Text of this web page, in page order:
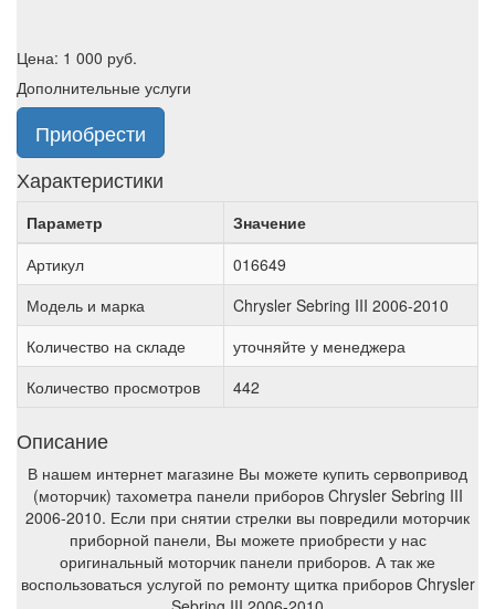
Цена: 1 000 руб.
Дополнительные услуги
Приобрести
Характеристики
Параметр
Значение
Артикул
016649
Модель и марка
Chrysler Sebring III 2006-2010
Количество на складе
уточняйте у менеджера
Количество просмотров
442
Описание
В нашем интернет магазине Вы можете купить сервопривод
(моторчик) тахометра панели приборов Chrysler Sebring III
2006-2010. Если при снятии стрелки вы повредили моторчик
приборной панели, Вы можете приобрести у нас
оригинальный моторчик панели приборов. А так же
воспользоваться услугой по ремонту щитка приборов Chrysler